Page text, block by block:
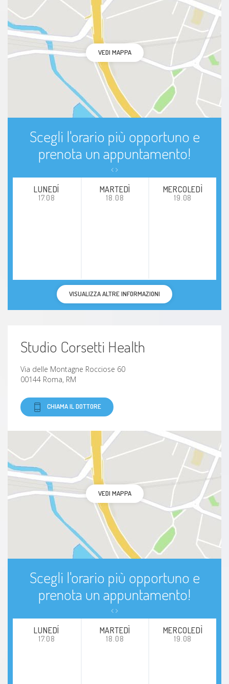
VEDI MAPPA
Scegli l'orario più opportuno e
prenota un appuntamento!
LUNEDÍ
17.08
MARTEDÌ
18.08
MERCOLEDÌ
19.08
VISUALIZZA ALTRE INFORMAZIONI
Studio Corsetti Health
Via delle Montagne Rocciose 60
00144 Roma, RM
CHIAMA IL DOTTORE
VEDI MAPPA
Scegli l'orario più opportuno e
prenota un appuntamento!
LUNEDÍ
17.08
MARTEDÌ
18.08
MERCOLEDÌ
19.08